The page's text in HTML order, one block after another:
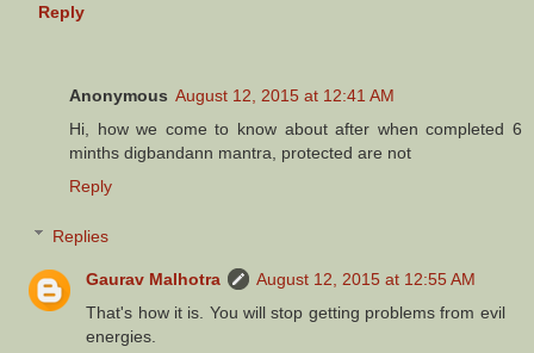
Reply
Anonymous August 12, 2015 at 12:41 AM
Hi, how we come to know about after when completed 6
minths digbandann mantra, protected are not
Reply
Replies
Gaurav Malhotra
August 12, 2015 at 12:55 AM
That's how it is. You will stop getting problems from evil
energies.